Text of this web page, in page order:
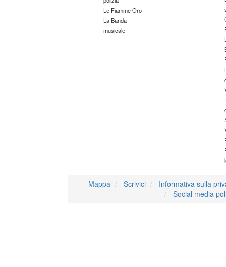
Le Fiamme Oro
La Banda
musicale
Mappa Scrivici
Informativa sulla
Social media